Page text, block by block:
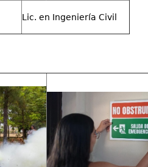
Lic. en Ingeniería Civil